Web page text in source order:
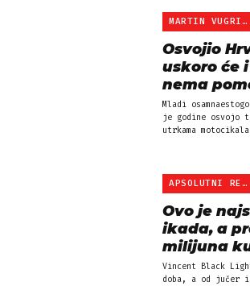
MARTIN VUGRINEC
Osvojio
uskoro će
nema
Mladi
je godine osvojo
utrkama
APSOLUTNI REKORDER
Ovo je
ikada, a
milijuna
Vincent Black
doba, a od jučer